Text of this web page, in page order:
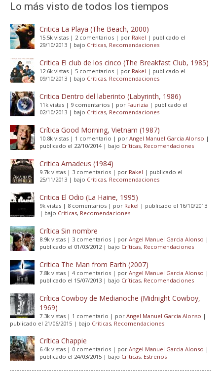
Lo más visto de todos los tiempos
Critica La Playa (The Beach, 2000)
15.5k vistas | 2 comentarios | por Rakel | publicado el
29/10/2013 | bajo Críticas, Recomendaciones
Critica El club de los cinco (The Breakfast Club, 1985)
12.6k vistas | 5 comentarios | por Rakel | publicado el
09/10/2013 | bajo Críticas, Recomendaciones
Critica Dentro del laberinto (Labyrinth, 1986)
11k vistas | 9 comentarios | por Faurizia | publicado el
02/10/2013 | bajo Críticas, Recomendaciones
Crítica Good Morning, Vietnam (1987)
10.8k vistas | 1 comentario | por Angel Manuel Garcia Alonso |
publicado el 22/10/2014| bajo Críticas, Recomendaciones
Critica Amadeus (1984)
9.7k vistas | 3 comentarios | por Rakel | publicado el
25/11/2013 | bajo Críticas, Recomendaciones
Critica El Odio (La Haine, 1995)
9k vistas | 8 comentarios | por Rakel | publicado el 16/10/2013
| bajo Críticas, Recomendaciones
Crítica Sin nombre
8.9k vistas | 3 comentarios | por Angel Manuel Garcia Alonso |
publicado el 01/03/2012| bajo Críticas, Recomendaciones
Critica The Man from Earth (2007)
7.8k vistas | 4 comentarios | por Angel Manuel Garcia Alonso |
publicado el 15/07/2013 | bajo Críticas, Recomendaciones
Crítica Cowboy de Medianoche (Midnight Cowboy,
1969)
7.3k vistas | 1 comentario | por Angel Manuel Garcia Alonso |
publicado el 21/06/2015 | bajo Críticas, Recomendaciones
Crítica Chappie
6.4k vistas | 0 comentarios | por Angel Manuel Garcia Alonso |
publicado el 24/03/2015 | bajo Críticas, Estrenos